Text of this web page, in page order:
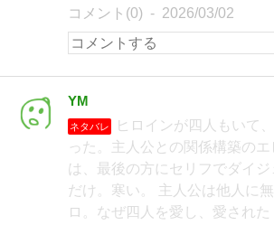
コメント(0) 2026/03/02
YM
ネタバレ
ヒロインが四人もいて
った。主人公との関係構築の
は、最後の方にセリフでダイ
だけ。寒い。 主人公は他人に
ロ。なぜ四人を愛し、愛された